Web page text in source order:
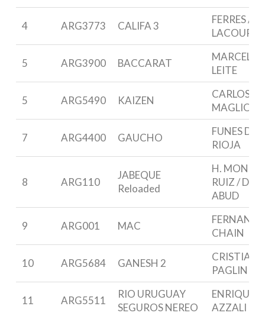
4 ARG3773 CALIFA 3
FERRES /
LACOUR
5 ARG3900 BACCARAT
MARCELO
LEITE
5 ARG5490 KAIZEN
CARLOS
MAGLIO
7 ARG4400 GAUCHO
FUNES DE
RIOJA
8 ARG110
JABEQUE
Reloaded
H. MONES
RUIZ / D.
ABUD
9 ARG001 MAC
CHAIN
10 ARG5684 GANESH 2
CRISTIAN
PAGLINI
11 ARG5511
RIO URUGUAY
SEGUROS NEREO
ENRIQUE
AZZALI